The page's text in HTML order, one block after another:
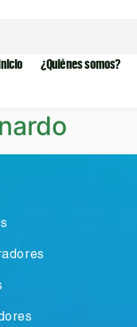
¿Quiénes somos?